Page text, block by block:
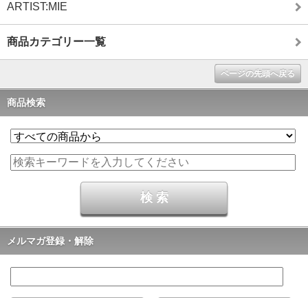
ARTIST:MIE
商品カテゴリー一覧
ページの先頭へ戻る
商品検索
メルマガ登録・解除